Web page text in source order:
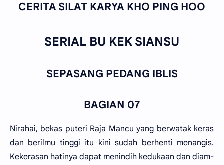
CERITA SILAT KARYA KHO PING HOO
SERIAL BU KEK SIANSU
SEPASANG PEDANG IBLIS
BAGIAN 07
Nirahai, bekas puteri Raja Mancu yang berwatak keras
dan berilmu tinggi itu kini sudah berhenti menangis.
Kekerasan hatinya dapat menindih kedukaan dan diam-